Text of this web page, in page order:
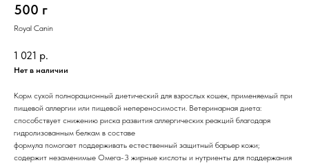
500 г
Royal Canin
1 021 р.
Нет в наличии
Корм сухой полнорационный диетический для взрослых кошек, применяемый при
пищевой аллергии или пищевой непереносимости. Ветеринарная диета:
способствует снижению риска развития аллергических реакций благодаря
гидролизованным белкам в составе
формула помогает поддерживать естественный защитный барьер кожи;
содержит незаменимые Омега-3 жирные кислоты и нутриенты для поддержания